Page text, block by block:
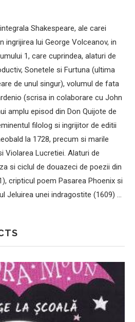
Shakespeare, ale carei
ingrijirea lui George Volceanov, in
1, care cuprindea, alaturi de
Sonetele si Furtuna (ultima
de unul singur), volumul de fata
(scrisa in colaborare cu John
amplu episod din Don Quijote de
filolog si ingrijitor de editii
la 1728, precum si marile
Violarea Lucretiei. Alaturi de
si ciclul de douazeci de poezii din
cripticul poem Pasarea Phoenix si
Jeluirea unei indragostite (1609) …